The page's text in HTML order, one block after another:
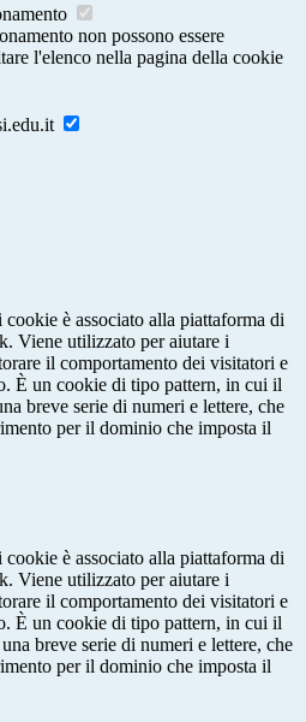
non possono essere
l'elenco nella pagina della cookie
cookie è associato alla piattaforma di
Viene utilizzato per aiutare i
il comportamento dei visitatori e
È un cookie di tipo pattern, in cui il
breve serie di numeri e lettere, che
per il dominio che imposta il
cookie è associato alla piattaforma di
Viene utilizzato per aiutare i
il comportamento dei visitatori e
È un cookie di tipo pattern, in cui il
breve serie di numeri e lettere, che
per il dominio che imposta il